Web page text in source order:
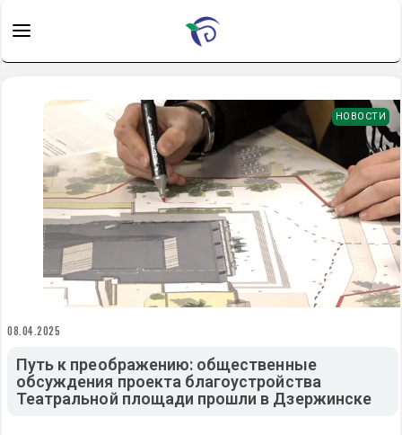
НОВОСТИ
08.04.2025
Путь к преображению: общественные
обсуждения проекта благоустройства
Театральной площади прошли в Дзержинске